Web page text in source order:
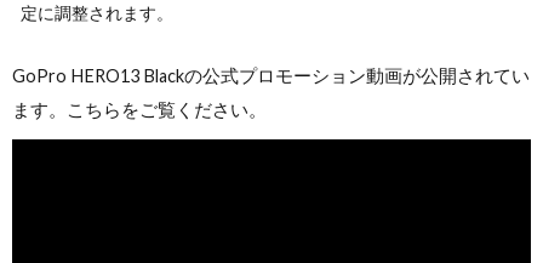
定に調整されます。
GoPro HERO13 Blackの公式プロモーション動画が公開されてい
ます。こちらをご覧ください。